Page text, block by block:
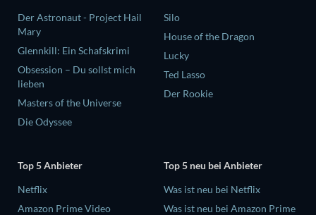
Der Astronaut - Project Hail
Mary
Glennkill: Ein Schafskrimi
Obsession – Du sollst mich
lieben
Masters of the Universe
Die Odyssee
Silo
House of the Dragon
Lucky
Ted Lasso
Der Rookie
Top 5 Anbieter
Netflix
Amazon Prime Video
Top 5 neu bei Anbieter
Was ist neu bei Netflix
Was ist neu bei Amazon Prime